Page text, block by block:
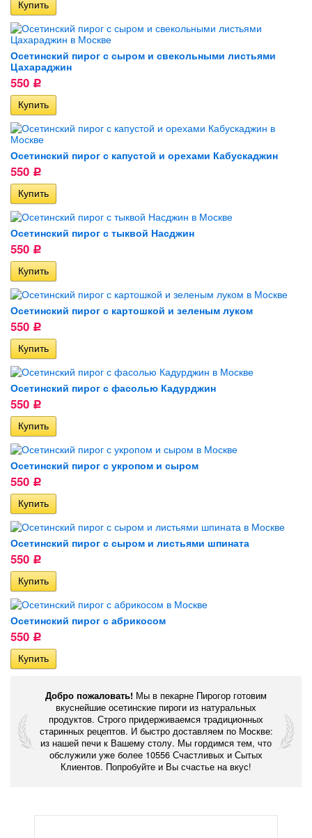
Осетинский пирог с сыром и свекольными листьями
Цахараджин
550 Р
Осетинский пирог с капустой и орехами Кабускаджин
550 Р
Осетинский пирог с тыквой Насджин
550 Р
Осетинский пирог с картошкой и зеленым луком
550 Р
Осетинский пирог с фасолью Кадурджин
550 Р
Осетинский пирог с укропом и сыром
550 Р
Осетинский пирог с сыром и листьями шпината
550 Р
Осетинский пирог с абрикосом
550 Р
Добро пожаловать! Мы в пекарне Пирогор готовим
вкуснейшие осетинские пироги из натуральных
продуктов. Строго придерживаемся традиционных
старинных рецептов. И быстро доставляем по Москве:
из нашей печи к Вашему столу. Мы гордимся тем, что
обслужили уже более 10556 Счастливых и Сытых
Клиентов. Попробуйте и Вы счастье на вкус!